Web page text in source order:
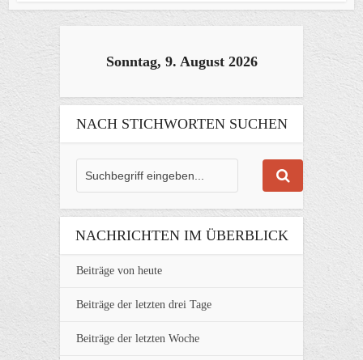
Sonntag, 9. August 2026
NACH STICHWORTEN SUCHEN
NACHRICHTEN IM ÜBERBLICK
Beiträge von heute
Beiträge der letzten drei Tage
Beiträge der letzten Woche